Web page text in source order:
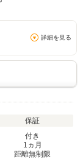
詳細を見る
保証
付き
1ヵ月
距離無制限